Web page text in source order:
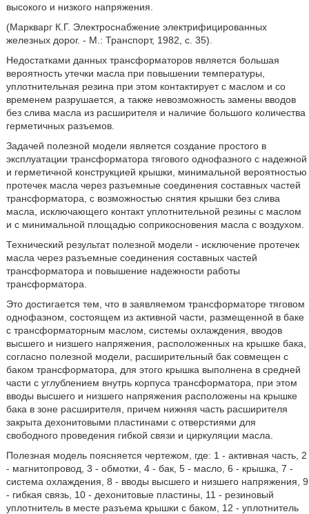
высокого и низкого напряжения.
(Маркварг К.Г. Электроснабжение электрифицированных
железных дорог. - М.: Транспорт, 1982, с. 35).
Недостатками данных трансформаторов является большая
вероятность утечки масла при повышении температуры,
уплотнительная резина при этом контактирует с маслом и со
временем разрушается, а также невозможность замены вводов
без слива масла из расширителя и наличие большого количества
герметичных разъемов.
Задачей полезной модели является создание простого в
эксплуатации трансформатора тягового однофазного с надежной
и герметичной конструкцией крышки, минимальной вероятностью
протечек масла через разъемные соединения составных частей
трансформатора, с возможностью снятия крышки без слива
масла, исключающего контакт уплотнительной резины с маслом
и с минимальной площадью соприкосновения масла с воздухом.
Технический результат полезной модели - исключение протечек
масла через разъемные соединения составных частей
трансформатора и повышение надежности работы
трансформатора.
Это достигается тем, что в заявляемом трансформаторе тяговом
однофазном, состоящем из активной части, размещенной в баке
с трансформаторным маслом, системы охлаждения, вводов
высшего и низшего напряжения, расположенных на крышке бака,
согласно полезной модели, расширительный бак совмещен с
баком трансформатора, для этого крышка выполнена в средней
части с углублением внутрь корпуса трансформатора, при этом
вводы высшего и низшего напряжения расположены на крышке
бака в зоне расширителя, причем нижняя часть расширителя
закрыта дехонитовыми пластинами с отверстиями для
свободного проведения гибкой связи и циркуляции масла.
Полезная модель поясняется чертежом, где: 1 - активная часть, 2
- магнитопровод, 3 - обмотки, 4 - бак, 5 - масло, 6 - крышка, 7 -
система охлаждения, 8 - вводы высшего и низшего напряжения, 9
- гибкая связь, 10 - дехонитовые пластины, 11 - резиновый
уплотнитель в месте разъема крышки с баком, 12 - уплотнитель